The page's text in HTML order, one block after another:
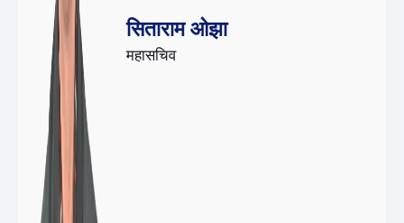
सिताराम ओझा
महासचिव